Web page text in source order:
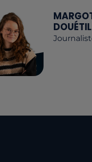
DOUÉTIL